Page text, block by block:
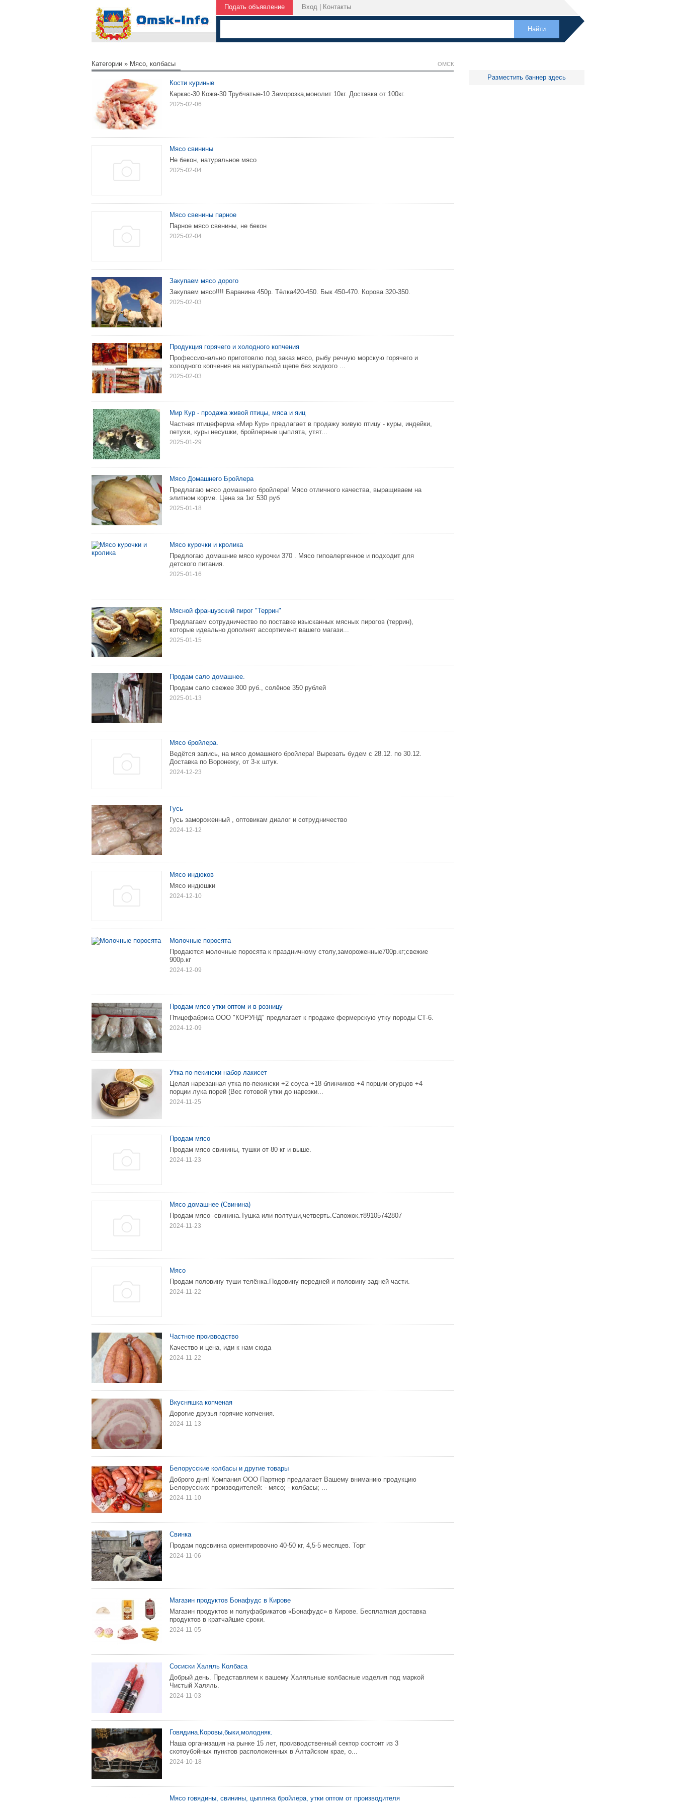
Подать объявление Вход Контакты
Категории » Мясо, колбасы ОМСК
Кости куриные
Каркас-30 Кожа-30 Трубчатые-10 Заморозка,монолит 10кг. Доставка от 100кг.
2025-02-06
Мясо свинины
Не бекон, натуральное мясо
2025-02-04
Мясо свенины парное
Парное мясо свенины, не бекон
2025-02-04
Закупаем мясо дорого
Закупаем мясо!!!! Баранина 450р. Тёлка420-450. Бык 450-470. Корова 320-350.
2025-02-03
Продукция горячего и холодного копчения
Профессионально приготовлю под заказ мясо, рыбу речную морскую горячего и
холодного копчения на натуральной щепе без жидкого ...
2025-02-03
Мир Кур - продажа живой птицы, мяса и яиц
Частная птицеферма «Мир Кур» предлагает в продажу живую птицу - куры, индейки,
петухи, куры несушки, бройлерные цыплята, утят...
2025-01-29
Мясо Домашнего Бройлера
Предлагаю мясо домашнего бройлера! Мясо отличного качества, выращиваем на
элитном корме. Цена за 1кг 530 руб
2025-01-18
Мясо курочки и кролика
Предлогаю домашние мясо курочки 370 . Мясо гипоалергенное и подходит для
детского питания.
2025-01-16
Мясной французский пирог "Террин"
Предлагаем сотрудничество по поставке изысканных мясных пирогов (террин),
которые идеально дополнят ассортимент вашего магази...
2025-01-15
Продам сало домашнее.
Продам сало свежее 300 руб., солёное 350 рублей
2025-01-13
Мясо бройлера.
Ведётся запись, на мясо домашнего бройлера! Вырезать будем с 28.12. по 30.12.
Доставка по Воронежу, от 3-х штук.
2024-12-23
Гусь
Гусь замороженный , оптовикам диалог и сотрудничество
2024-12-12
Мясо индюков
Мясо индюшки
2024-12-10
Молочные поросята
Продаются молочные поросята к праздничному столу,замороженные700р.кг;свежие
900р.кг
2024-12-09
Продам мясо утки оптом и в розницу
Птицефабрика ООО "КОРУНД" предлагает к продаже фермерскую утку породы СТ-6.
2024-12-09
Утка по-пекински набор лакисет
Целая нарезанная утка по-пекински +2 соуса +18 блинчиков +4 порции огурцов +4
порции лука порей (Вес готовой утки до нарезки...
2024-11-25
Продам мясо
Продам мясо свинины, тушки от 80 кг и выше.
2024-11-23
Мясо домашнее (Свинина)
Продам мясо -свинина.Тушка или полтуши,четверть.Сапожок.т89105742807
2024-11-23
Мясо
Продам половину туши телёнка.Подовину передней и половину задней части.
2024-11-22
Частное производство
Качество и цена, иди к нам сюда
2024-11-22
Вкусняшка копченая
Дорогие друзья горячие копчения.
2024-11-13
Белорусские колбасы и другие товары
Доброго дня! Компания ООО Партнер предлагает Вашему вниманию продукцию
Белорусских производителей: - мясо; - колбасы; ...
2024-11-10
Свинка
Продам подсвинка ориентировочно 40-50 кг, 4,5-5 месяцев. Торг
2024-11-06
Магазин продуктов Бонафудс в Кирове
Магазин продуктов и полуфабрикатов «Бонафудс» в Кирове. Бесплатная доставка
продуктов в кратчайшие сроки.
2024-11-05
Сосиски Халяль Колбаса
Добрый день. Представляем к вашему Халяльные колбасные изделия под маркой
Чистый Халяль.
2024-11-03
Говядина.Коровы,быки,молодняк.
Наша организация на рынке 15 лет, производственный сектор состоит из 3
скотоубойных пунктов расположенных в Алтайском крае, о...
2024-10-18
Мясо говядины, свинины, цыплнка бройлера, утки оптом от производителя
Разместить баннер здесь